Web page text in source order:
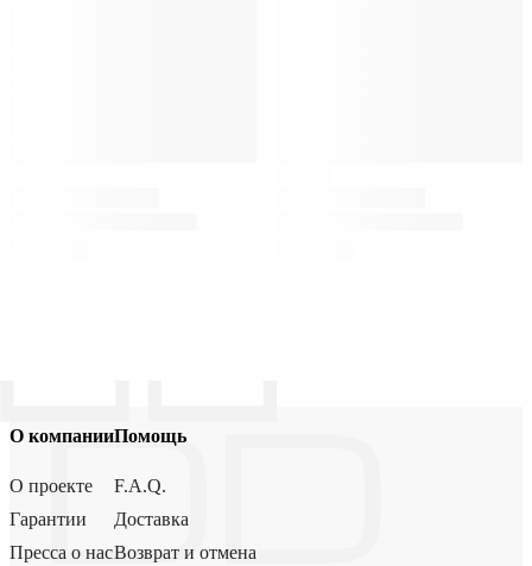
О компании
О проекте
Гарантии
Пресса о нас
Помощь
F.A.Q.
Доставка
Возврат и отмена